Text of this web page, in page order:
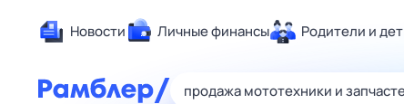
Новости Личные финансы Родители и
Здоровье